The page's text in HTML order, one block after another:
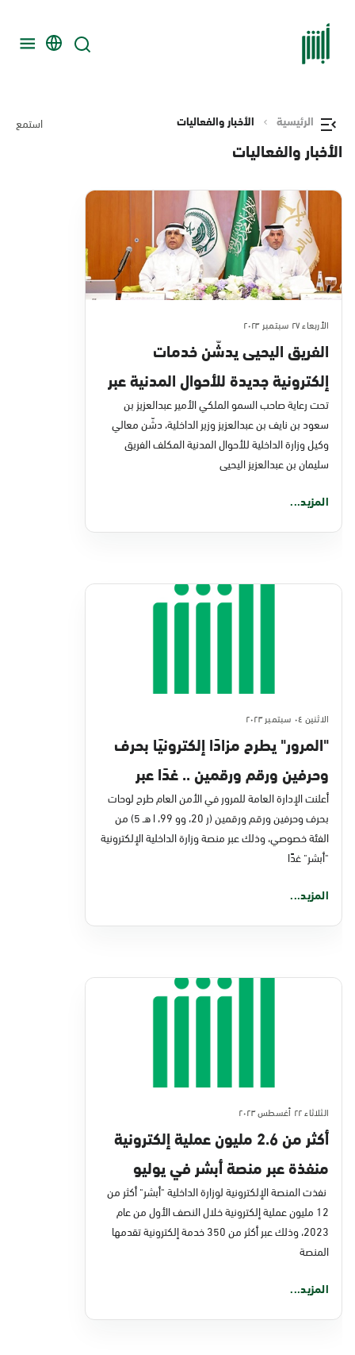
الرئيسية الأخبار والفعاليات استمع
الأخبار والفعاليات
الأربعاء ٢٧ سبتمبر ٢٠٢٣
الفريق اليحيى يدشّن خدمات
إلكترونية جديدة للأحوال المدنية عبر
منصة "أبشر"
تحت رعاية صاحب السمو الملكي الأمير عبدالعزيز بن
سعود بن نايف بن عبدالعزيز وزير الداخلية، دشّن معالي
وكيل وزارة الداخلية للأحوال المدنية المكلف الفريق
سليمان بن عبدالعزيز اليحيى
المزيد...
الاثنين ٠٤ سبتمبر ٢٠٢٣
"المرور" يطرح مزادًا إلكترونيًا بحرف
وحرفين ورقم ورقمين .. غدًا عبر
منصة "أبشر"
أعلنت الإدارة العامة للمرور في الأمن العام طرح لوحات
بحرف وحرفين ورقم ورقمين (ر 20، وو 99، ا هـ 5) من
الفئة خصوصي، وذلك عبر منصة وزارة الداخلية الإلكترونية
"أبشر" غدًا
المزيد...
الثلاثاء ٢٢ أغسطس ٢٠٢٣
أكثر من 2.6 مليون عملية إلكترونية
منفذة عبر منصة أبشر في يوليو
الماضي
نفذت المنصة الإلكترونية لوزارة الداخلية "أبشر" أكثر من
12 مليون عملية إلكترونية خلال النصف الأول من عام
2023، وذلك عبر أكثر من 350 خدمة إلكترونية تقدمها
المنصة
المزيد...